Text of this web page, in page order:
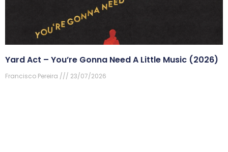
Yard Act – You’re Gonna Need A Little Music (2026)
Francisco Pereira 23/07/2026